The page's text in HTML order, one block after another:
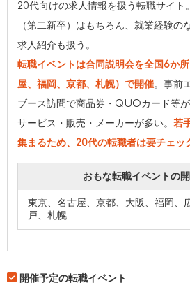
20代向けの求人情報を扱う転職サイト
（第二新卒）はもちろん、就業経験の
求人紹介も扱う。
転職イベントは合同説明会を全国6か
屋、福岡、京都、札幌）で開催。事前
ブース訪問で商品券・QUOカード等
サービス・販売・メーカーが多い。 若
集まるため、20代の転職者は要チェッ
おもな転職イベントの
東京、名古屋、京都、大阪、福岡、
戸、札幌
開催予定の転職イベント